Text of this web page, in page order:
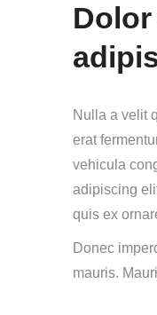
Nulla a velit
erat
vehicula
adipiscing
quis ex
Donec
mauris.